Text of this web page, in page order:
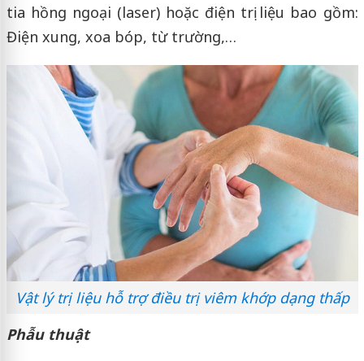
tia hồng ngoại (laser) hoặc điện trị liệu bao gồm:
Điện xung, xoa bóp, từ trường,…
Vật lý trị liệu hỗ trợ điều trị viêm khớp dạng thấp
Phẫu thuật